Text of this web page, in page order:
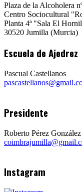
Plaza de la Alcoholera
Centro Sociocultural
Planta 4ª "Sala El
30520 Jumilla (Murcia)
Escuela de Ajedrez
Pascual Castellanos
Presidente
Roberto Pérez González
Instagram